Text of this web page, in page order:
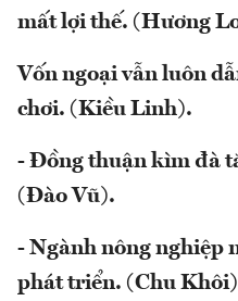
mất lợi thế. (Hương
Vốn ngoại vẫn luôn
chơi. (Kiều Linh).
- Đồng thuận kìm đà
(Đào Vũ).
- Ngành nông nghiệp
phát triển. (Chu